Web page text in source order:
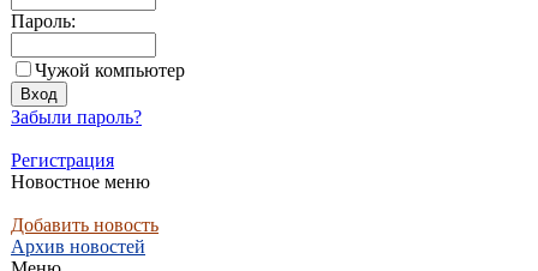
Пароль:
Чужой компьютер
Забыли пароль?
Регистрация
Новостное меню
Добавить новость
Архив новостей